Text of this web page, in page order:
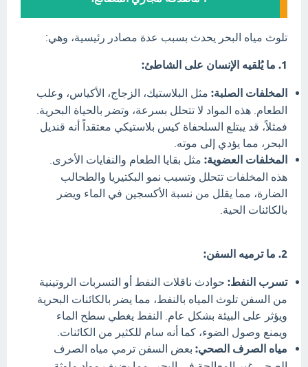
تلوث مياه البحر يحدث بسبب عدة مصادر رئيسية، وهي:
1. ما يُلقيه الإنسان على الشاطئ:
المخلفات الصلبة: مثل البلاستيك، الزجاج، الأكياس، وعلب
الطعام. هذه المواد لا تتحلل بسرعة، وتضر بالحياة البحرية.
فمثلاً، قد يبتلع السلحفاة كيس بلاستيكي معتقداً أنه قنديل
البحر، مما يؤدي إلى موته.
المخلفات العضوية: مثل بقايا الطعام والنفايات الأخرى.
هذه المخلفات تتحلل وتسبب نمو البكتيريا والطحالب
الضارة، مما يقلل من نسبة الأكسجين في الماء ويضر
بالكائنات الحية.
2. ما ترميه السفن:
تسرب النفط: حوادث ناقلات النفط أو التسربات الروتينية
من السفن تلوث المياه بالنفط، مما يضر بالكائنات البحرية
ويؤثر على البيئة بشكل عام. النفط يغطي سطح الماء
ويمنع وصول الضوء، كما أنه سام للكثير من الكائنات.
مياه الصرف الصحي: بعض السفن ترمي مياه الصرف